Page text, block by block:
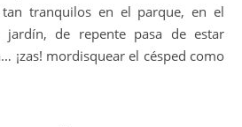
tan tranquilos en el parque, en el
de repente pasa de estar
¡zas! mordisquear el césped como